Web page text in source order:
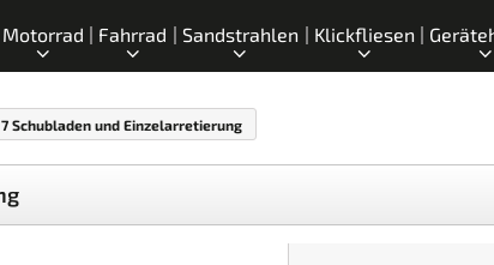
Motorrad Fahrrad Sandstrahlen Klickfliesen
Schubladen und Einzelarretierung